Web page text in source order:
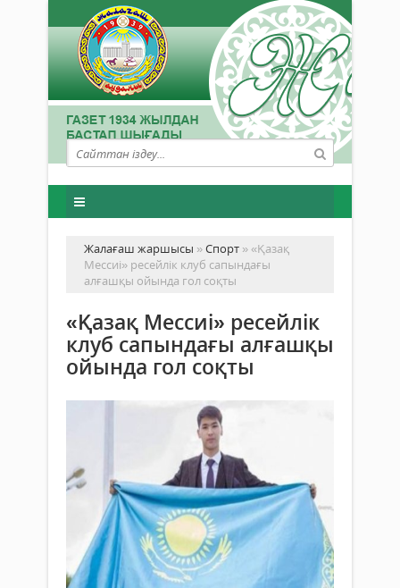
Жалағаш жаршысы »Спорт » «Қазақ
Мессиі» ресейлік клуб сапындағы
алғашқы ойында гол соқты
«Қазақ Мессиі» ресейлік
клуб сапындағы алғашқы
ойында гол соқты